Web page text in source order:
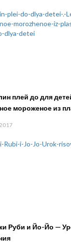
плей до для
мороженое из
Руби и Йо-Йо —